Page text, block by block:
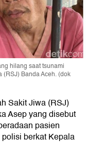
hilang saat tsunami
Banda Aceh. (dok
Sakit Jiwa (RSJ)
Asep yang disebut
pasien
berkat Kepala